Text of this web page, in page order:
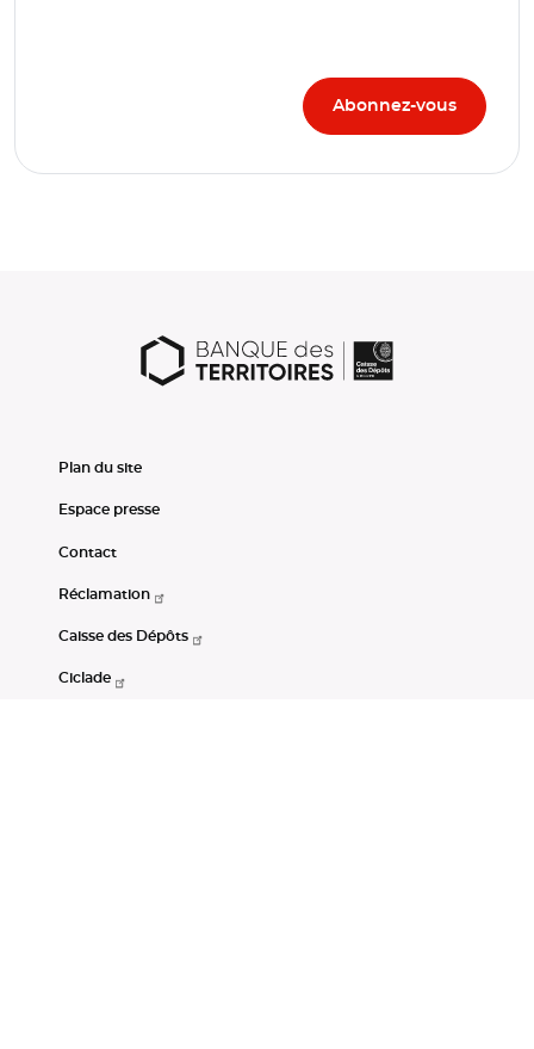
Plan du site
Espace presse
Contact
Réclamation
Caisse des Dépôts
Ciclade